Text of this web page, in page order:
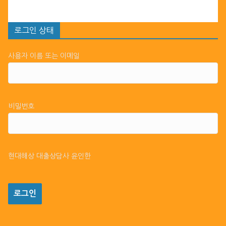
로그인 상태
사용자 이름 또는 이메일
비밀번호
현대해상 대출상담사 윤인한